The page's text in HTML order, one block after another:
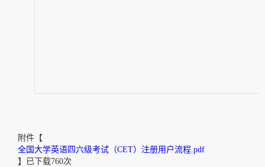
附件【
全国大学英语四六级考试（CET）注册用户流程.pdf
】已下载760次